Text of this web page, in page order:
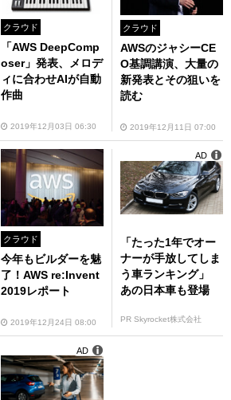
クラウド
「AWS DeepComp
oser」発表、メロデ
ィに合わせAIが自動
作曲
2019年12月03日 06:30
クラウド
AWSのジャシーCE
O基調講演、大量の
新発表とその狙いを
読む
2019年12月11日 07:00
クラウド
今年もビルダーを魅
了！AWS re:Invent
2019レポート
2019年12月24日 08:00
「たった1年でオー
ナーが手放してしま
う車ランキング」
あの日本車も登場
PR Skyrocket株式会社
AD
AD